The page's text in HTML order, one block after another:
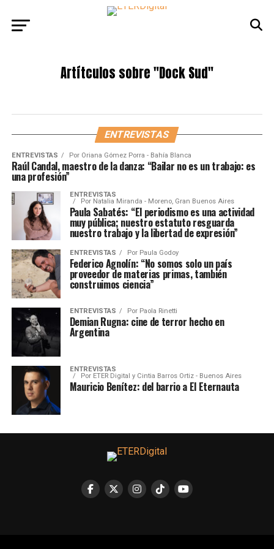
Artítculos sobre"Dock Sud"
ENTREVISTAS
ENTREVISTAS Por Oriana Gómez Porra - Bahía Blanca
Raúl Candal, maestro de la danza: “Bailar no es un trabajo: es
una profesión”
ENTREVISTAS
Por Natalia Miranda - Moreno, Gran Buenos Aires
Paula Sabatés: “El periodismo es una actividad
muy pública; nuestro estatuto resguarda
nuestro trabajo y la libertad de expresión”
ENTREVISTAS Por Paula Godoy
Federico Agnolín: “No somos solo un país
proveedor de materias primas, también
construimos ciencia”
ENTREVISTAS Por Paola Rinetti
Demian Rugna: cine de terror hecho en
Argentina
ENTREVISTAS
Por ETER Digital y Cintia Barros Ortiz - Buenos Aires
Mauricio Benítez: del barrio a El Eternauta